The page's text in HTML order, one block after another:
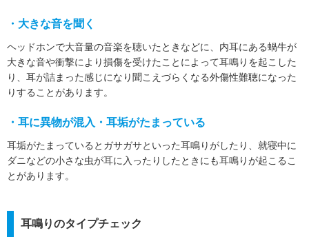
・大きな音を聞く
ヘッドホンで大音量の音楽を聴いたときなどに、内耳にある蝸牛が
大きな音や衝撃により損傷を受けたことによって耳鳴りを起こした
り、耳が詰まった感じになり聞こえづらくなる外傷性難聴になった
りすることがあります。
・耳に異物が混入・耳垢がたまっている
耳垢がたまっているとガサガサといった耳鳴りがしたり、就寝中に
ダニなどの小さな虫が耳に入ったりしたときにも耳鳴りが起こるこ
とがあります。
耳鳴りのタイプチェック